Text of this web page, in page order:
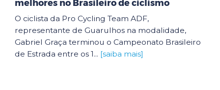
melhores no Brasileiro de ciclismo
O ciclista da Pro Cycling Team ADF,
representante de Guarulhos na modalidade,
Gabriel Graça terminou o Campeonato Brasileiro
de Estrada entre os 1... [saiba mais]